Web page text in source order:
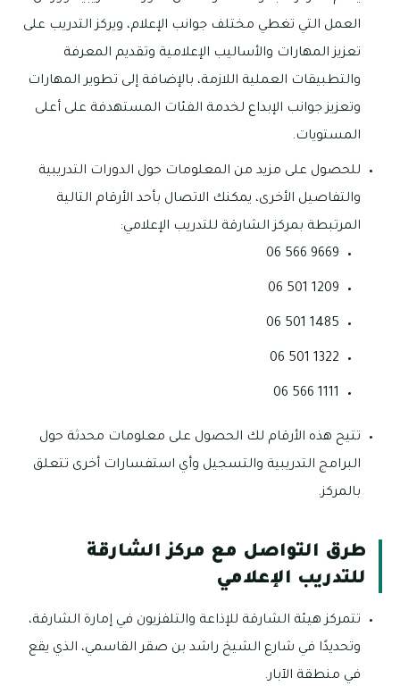
العمل التي تغطي مختلف جوانب الإعلام، ويركز التدريب على
تعزيز المهارات والأساليب الإعلامية وتقديم المعرفة
والتطبيقات العملية اللازمة، بالإضافة إلى تطوير المهارات
وتعزيز جوانب الإبداع لخدمة الفئات المستهدفة على أعلى
المستويات.
للحصول على مزيد من المعلومات حول الدورات التدريبية
والتفاصيل الأخرى، يمكنك الاتصال بأحد الأرقام التالية
المرتبطة بمركز الشارقة للتدريب الإعلامي:
9669 566 06
1209 501 06
1485 501 06
1322 501 06
1111 566 06
تتيح هذه الأرقام لك الحصول على معلومات محدثة حول
البرامج التدريبية والتسجيل وأي استفسارات أخرى تتعلق
بالمركز.
طرق التواصل مع مركز الشارقة
للتدريب الإعلامي
تتمركز هيئة الشارقة للإذاعة والتلفزيون في إمارة الشارقة،
وتحديدًا في شارع الشيخ راشد بن صقر القاسمي، الذي يقع
في منطقة الآبار.